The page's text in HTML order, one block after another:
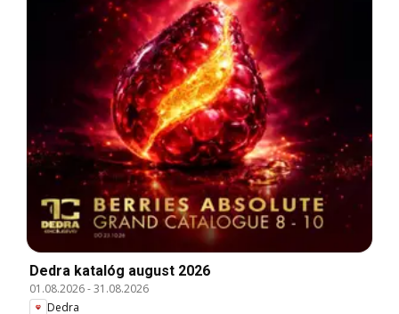
Dedra katalóg august 2026
01.08.2026-31.08.2026
Dedra